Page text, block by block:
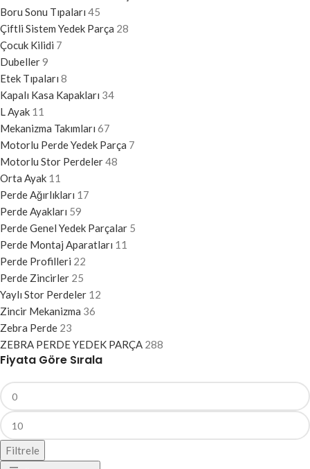
Boru Sonu Tıpaları 45
Çiftli Sistem Yedek Parça 28
Çocuk Kilidi 7
Dubeller9
Etek Tıpaları 8
Kapalı Kasa Kapakları 34
L Ayak 11
Mekanizma Takımları 67
Motorlu Perde Yedek Parça 7
Motorlu Stor Perdeler48
Orta Ayak 11
Perde Ağırlıkları 17
Perde Ayakları 59
Perde Genel Yedek Parçalar 5
Perde Montaj Aparatları 11
Perde Profilleri 22
Perde Zincirler 25
Yaylı Stor Perdeler 12
Zincir Mekanizma 36
Zebra Perde 23
ZEBRA PERDE YEDEK PARÇA 288
Fiyata Göre Sırala
Filtrele